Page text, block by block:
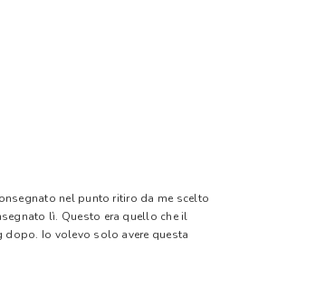
nel punto ritiro da me scelto
lì. Questo era quello che il
dopo. Io volevo solo avere questa